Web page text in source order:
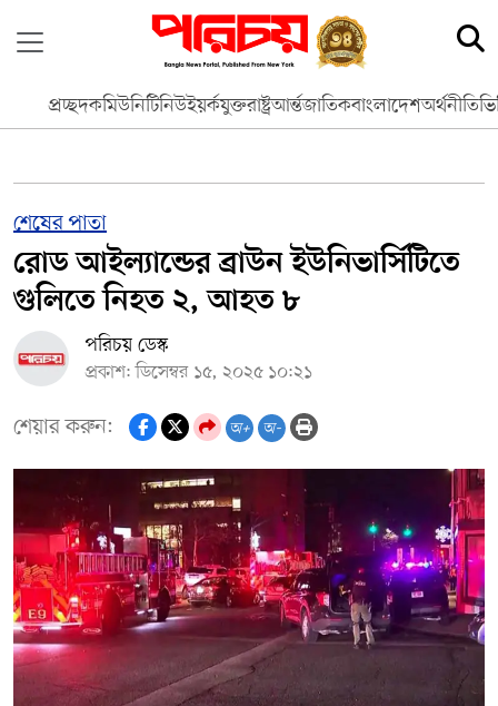
প্রচ্ছদকমিউনিটিনিউইয়র্কযুক্তরাষ্ট্রআর্ন্তজাতিকবাংলাদেশঅর্থনীতি
শেষের পাতা
রোড আইল্যান্ডের ব্রাউন ইউনিভার্সিটিতে
গুলিতে নিহত ২, আহত ৮
পরিচয় ডেস্ক
প্রকাশ: ডিসেম্বর ১৫, ২০২৫ ১০:২১
শেয়ার করুন: অ+ অ-